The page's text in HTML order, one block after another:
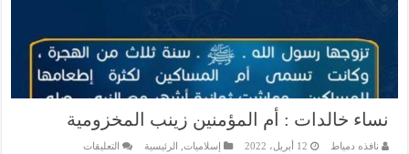
نساء خالدات : أم المؤمنين زينب المخزومية
نافذه دمياط 12 أبريل، 2022 إسلاميات, الرئيسية التعليقاتعلى